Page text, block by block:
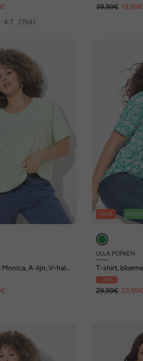
4.7
(194)
39,99€ 19,99€
A-lijn, V-hals,
SALE
ULLA POPKEN
T-shirt,
hals, halve
- 20%
29,99€ 23,99€